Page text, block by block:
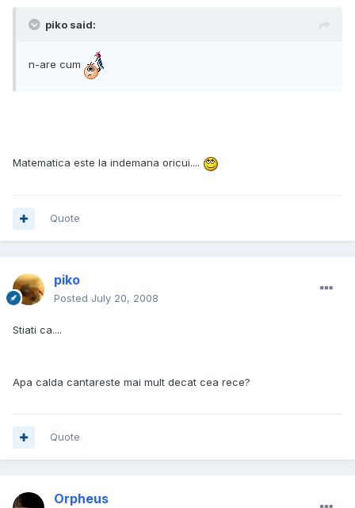
piko said:
n-are cum
Matematica este la indemana oricui....
Quote
piko
Posted July 20, 2008
Stiati ca....
Apa calda cantareste mai mult decat cea rece?
Quote
Orpheus